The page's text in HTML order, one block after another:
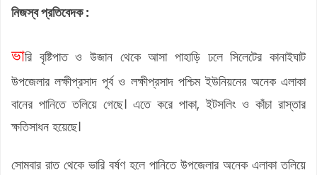
নিজস্ব প্রতিবেদক :
ভারি বৃষ্টিপাত ও উজান থেকে আসা পাহাড়ি ঢলে সিলেটের কানাইঘাট
উপজেলার লক্ষীপ্রসাদ পূর্ব ও লক্ষীপ্রসাদ পশ্চিম ইউনিয়নের অনেক এলাকা
বানের পানিতে তলিয়ে গেছে। এতে করে পাকা, ইটসলিং ও কাঁচা রাস্তার
ক্ষতিসাধন হয়েছে।
সোমবার রাত থেকে ভারি বর্ষণ হলে পানিতে উপজেলার অনেক এলাকা তলিয়ে